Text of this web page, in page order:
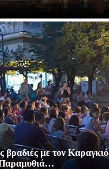
βραδιές με τον